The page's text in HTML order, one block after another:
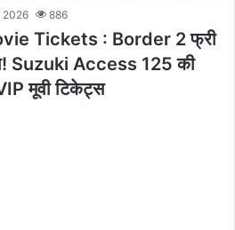
2026 886
Tickets : Border 2 फ्री
Suzuki Access 125 की
मूवी टिकेट्स